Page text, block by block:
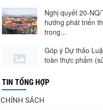
Nghị quyết 20-
hướng phát triển
trong...
Góp ý Dự thảo
toàn thực phẩm
Thuế Mục 301 và
TIN TỔNG HỢP
CHÍNH SÁCH